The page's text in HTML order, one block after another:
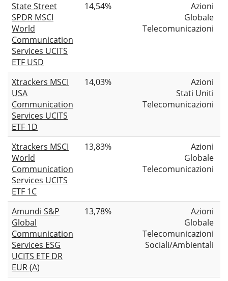
State Street
SPDR MSCI
World
Communication
Services UCITS
ETF USD
14,54%
Azioni
Globale
Telecomunicazioni
Xtrackers MSCI
USA
Communication
Services UCITS
ETF 1D
14,03%
Azioni
Stati Uniti
Telecomunicazioni
Xtrackers MSCI
World
Communication
Services UCITS
ETF 1C
13,83%
Azioni
Globale
Telecomunicazioni
Amundi S&P
Global
Communication
Services ESG
UCITS ETF DR
EUR (A)
13,78%
Azioni
Globale
Telecomunicazioni
Sociali/Ambientali